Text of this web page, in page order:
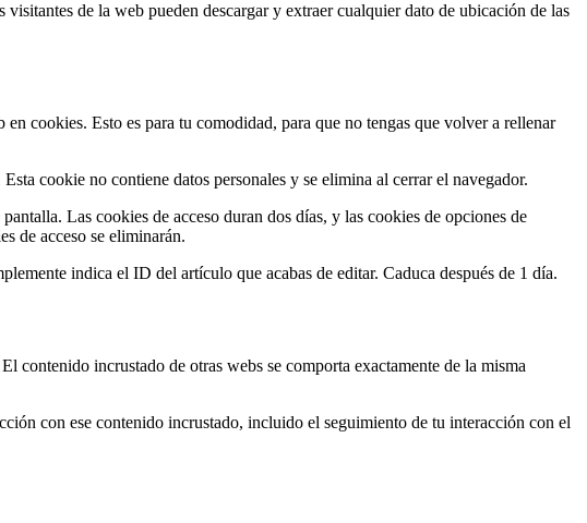
de la web pueden descargar y extraer cualquier dato de ubicación de las
cookies. Esto es para tu comodidad, para que no tengas que volver a rellenar
cookie no contiene datos personales y se elimina al cerrar el navegador.
Las cookies de acceso duran dos días, y las cookies de opciones de
de acceso se eliminarán.
indica el ID del artículo que acabas de editar. Caduca después de 1 día.
incrustado de otras webs se comporta exactamente de la misma
con ese contenido incrustado, incluido el seguimiento de tu interacción con el